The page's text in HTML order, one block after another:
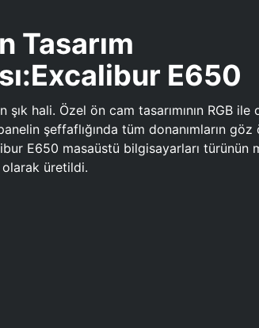
Tasarım
E650
şık hali. Özel ön cam tasarımının RGB ile
şeffaflığında tüm donanımların göz
E650 masaüstü bilgisayarları türünün
olarak üretildi.